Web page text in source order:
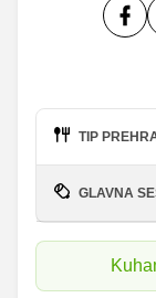
TIP
GLAVNA